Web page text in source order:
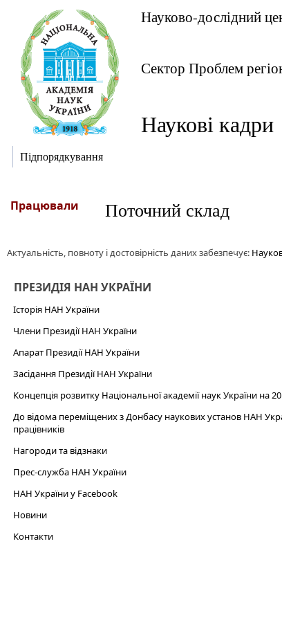
Науково-дослідний
Сектор Проблем
Наукові кадри
Підпорядкування
Працювали Поточний склад
Актуальність, повноту і достовірність даних забезпечує:
ПРЕЗИДІЯ НАН УКРАЇНИ
Історія НАН України
Члени Президії НАН України
Апарат Президії НАН України
Засідання Президії НАН України
Концепція розвитку Національної академії наук України на
До відома переміщених з Донбасу наукових установ НАН
працівників
Нагороди та відзнаки
Прес-служба НАН України
НАН України у Facebook
Новини
Контакти